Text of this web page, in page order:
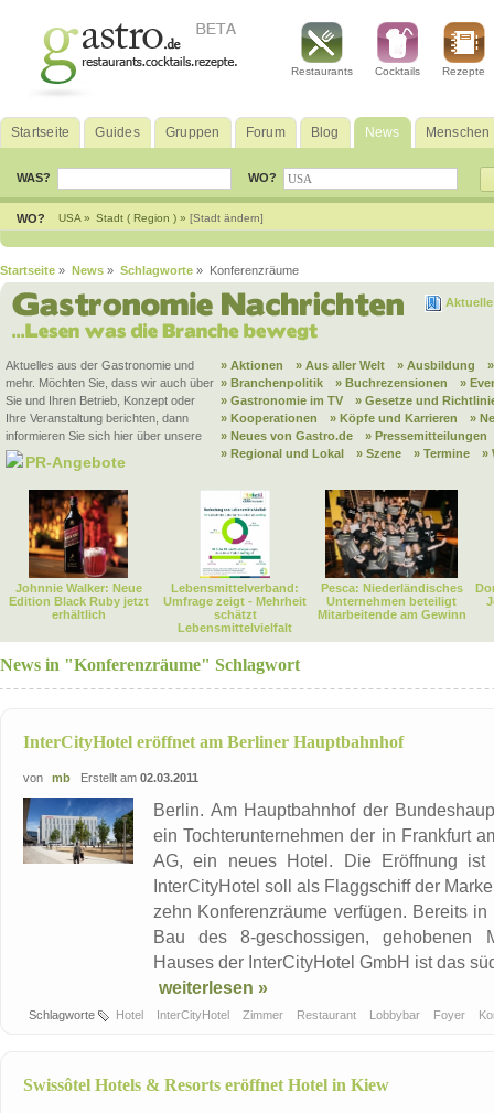
Restaurants Cocktails Rezepte
Startseite Guides Gruppen Forum Blog News Menschen
WAS? WO?
WO? USA » Stadt ( Region ) » [Stadt ändern]
Startseite » News » Schlagworte » Konferenzräume
Aktuelles aus der Gastronomie und
mehr. Möchten Sie, dass wir auch über
Sie und Ihren Betrieb, Konzept oder
Ihre Veranstaltung berichten, dann
informieren Sie sich hier über unsere
PR-Angebote
» Aktionen » Aus aller Welt » Ausbildung
» Branchenpolitik
» Buchrezensionen
»
» Gastronomie im TV
» Gesetze und
» Kooperationen
» Köpfe und Karrieren
»
» Neues von Gastro.de
» Pressemitteilungen
» Regional und Lokal
» Szene » Termine »
Johnnie Walker: Neue
Edition Black Ruby jetzt
erhältlich
Lebensmittelverband:
Umfrage zeigt - Mehrheit
schätzt
Lebensmittelvielfalt
Pesca: Niederländisches
Unternehmen beteiligt
Mitarbeitende am Gewinn
News in "Konferenzräume" Schlagwort
InterCityHotel eröffnet am Berliner Hauptbahnhof
von mb Erstellt am 02.03.2011
Berlin. Am Hauptbahnhof der
ein Tochterunternehmen der in Frankfurt
AG, ein neues Hotel. Die Eröffnung
InterCityHotel soll als Flaggschiff der
zehn Konferenzräume verfügen. Bereits
Bau des 8-geschossigen, gehobenen
Hauses der InterCityHotel GmbH ist das
weiterlesen »
Schlagworte Hotel InterCityHotel Zimmer Restaurant Lobbybar Foyer
Swissôtel Hotels & Resorts eröffnet Hotel in Kiew